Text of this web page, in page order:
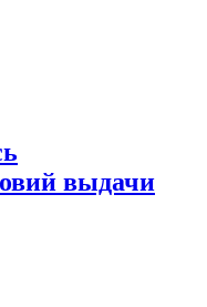
выдачи